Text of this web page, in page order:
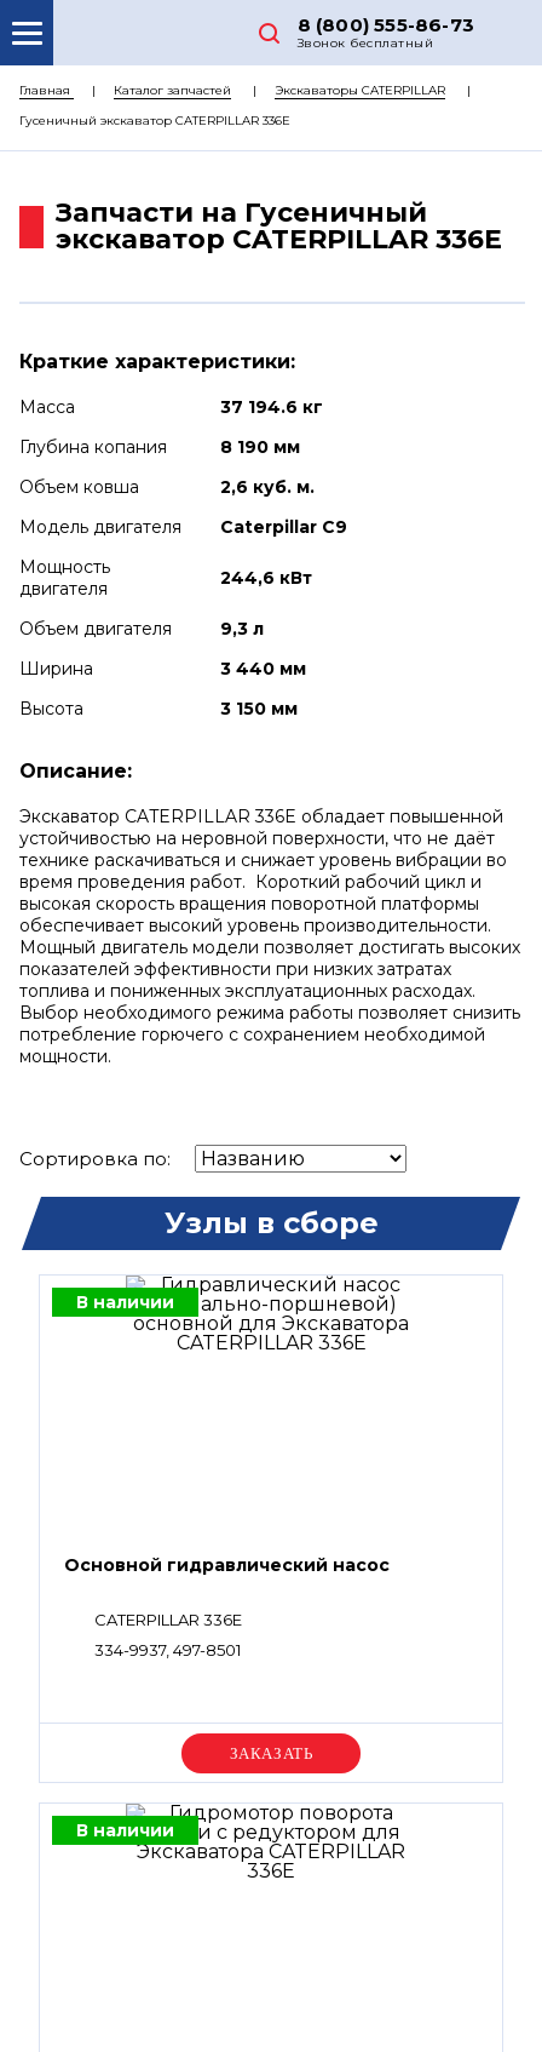
8 (800) 555-86-73
Звонок бесплатный
О НАС
КАТАЛОГ ЗАПЧАСТЕЙ
ДОСТАВКА
Главная Каталог запчастей
Экскаваторы CATERPILLAR
Гусеничный экскаватор CATERPILLAR 336E
Запчасти на Гусеничный
экскаватор CATERPILLAR 336E
Краткие характеристики:
Масса
37 194.6 кг
Глубина копания
8 190 мм
Объем ковша
2,6 куб. м.
Модель двигателя
Caterpillar C9
Мощность
двигателя
244,6 кВт
Объем двигателя
9,3 л
Ширина
3 440 мм
Высота
3 150 мм
Описание:
Экскаватор CATERPILLAR 336E обладает повышенной
устойчивостью на неровной поверхности, что не даёт
технике раскачиваться и снижает уровень вибрации во
время проведения работ. Короткий рабочий цикл и
высокая скорость вращения поворотной платформы
обеспечивает высокий уровень производительности.
Мощный двигатель модели позволяет достигать высоких
показателей эффективности при низких затратах
топлива и пониженных эксплуатационных расходах.
Выбор необходимого режима работы позволяет снизить
потребление горючего с сохранением необходимой
мощности.
Сортировка по:
Узлы в сборе
В наличии
Основной гидравлический насос
CATERPILLAR 336E
334-9937, 497-8501
Уточняйте цену
В наличии